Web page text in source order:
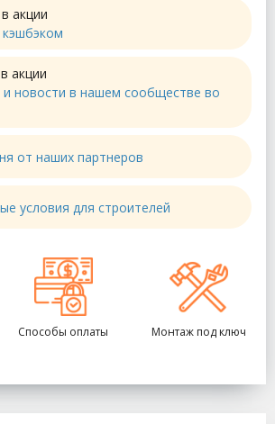
акции
акции
и новости в нашем сообществе во
от наших партнеров
условия для строителей
Способы оплаты Монтаж под ключ